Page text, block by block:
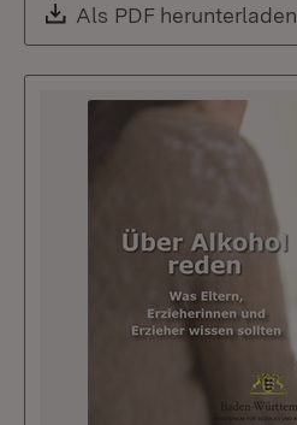
Download:
Als PDF herunterladen